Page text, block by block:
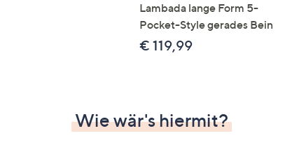
Lambada lange Form 5-
Pocket-Style gerades Bein
€ 119,99
Wie wär's hiermit?